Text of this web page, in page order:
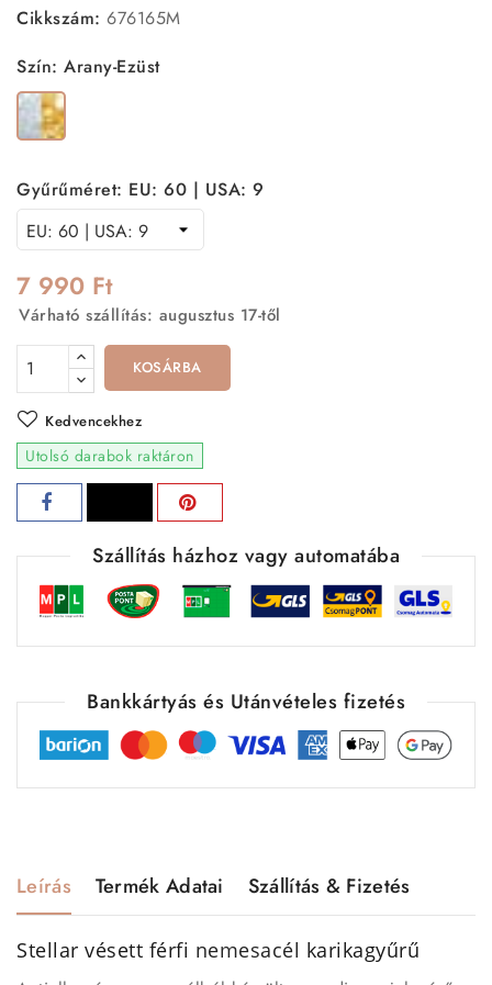
Cikkszám: 676165M
Szín: Arany-Ezüst
Arany-
Ezüst
Gyűrűméret: EU: 60 | USA: 9
7 990 Ft
Várható szállítás: augusztus 17-től
KOSÁRBA
Kedvencekhez
Utolsó darabok raktáron
Szállítás házhoz vagy automatába
Bankkártyás és Utánvételes fizetés
Leírás Termék Adatai Szállítás & Fizetés
Stellar vésett férfi nemesacél karikagyűrű